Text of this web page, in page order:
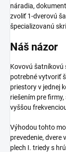
náradia,
zvoliť 1-dverovú
špecializovanú
Náš názor
Kovovú šatníkovú
potrebné vytvoriť
priestory v jednej
riešením pre
vyššou
Výhodou tohto
prevedenie, dvere
plech I. triedy s